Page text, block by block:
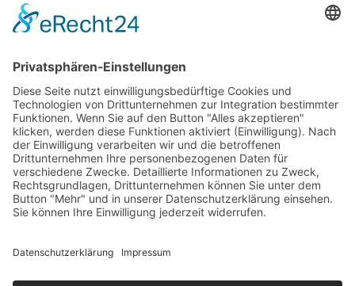
teilen
+352 26721808
E-Mail: info@evital-
echternach.lu
COOKIE-EINSTELLUNGEN